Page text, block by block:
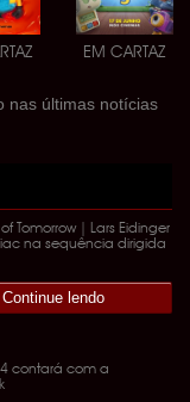
EM CARTAZ
nas últimas notícias
Tomorrow | Lars Eidinger
na sequência dirigida
Continue lendo
contará com a